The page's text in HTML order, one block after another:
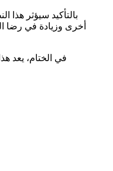
بالتأكيد سيؤثر
أخرى وزيادة في رضا
في الختام، يعد